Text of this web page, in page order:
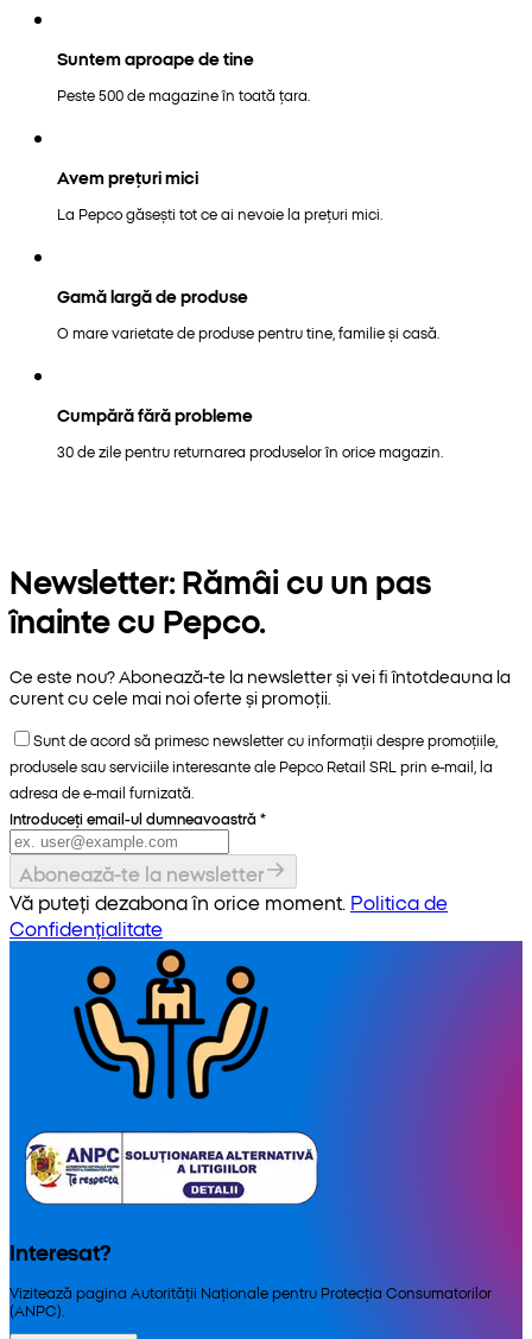
Suntem aproape de tine
Peste 500 de magazine în toată țara.
Avem prețuri mici
La Pepco găsești tot ce ai nevoie la prețuri mici.
Gamă largă de produse
O mare varietate de produse pentru tine, familie și casă.
Cumpără fără probleme
30 de zile pentru returnarea produselor în orice magazin.
Newsletter: Rămâi cu un pas
înainte cu Pepco.
Ce este nou? Abonează-te la newsletter și vei fi întotdeauna la
curent cu cele mai noi oferte și promoții.
Sunt de acord să primesc newsletter cu informații despre promoțiile,
produsele sau serviciile interesante ale Pepco Retail SRL prin e-mail, la
adresa de e-mail furnizată.
Introduceți email-ul dumneavoastră *
Abonează-te la newsletter
Vă puteți dezabona în orice moment. Politica de
Confidențialitate
Interesat?
Vizitează pagina Autorității Naționale pentru Protecția Consumatorilor
(ANPC).